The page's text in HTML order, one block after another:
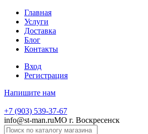
Главная
Услуги
Доставка
Блог
Контакты
Вход
Регистрация
Напишите нам
+7 (903) 539-37-67
info@st-man.ruМО г. Воскресенск